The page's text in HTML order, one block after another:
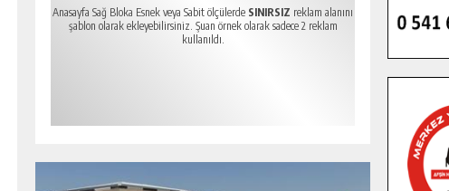
Anasayfa Sağ Bloka Esnek veya Sabit ölçülerde SINIRSIZ reklam alanını
şablon olarak ekleyebilirsiniz. Şuan örnek olarak sadece 2 reklam
kullanıldı.